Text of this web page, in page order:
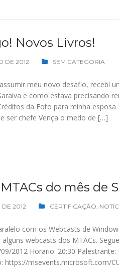
Novos Livros!
DE 2012 SEM CATEGORIA
meu novo desafio, recebi
e como estava precisando
da Foto para minha
ser chefe Vença o medo de […]
do mês de
DE 2012 CERTIFICAÇÃO,
com os Webcasts de
webcasts dos MTACs.
2012 Horario: 20:30
https://msevents.microsoft.com/